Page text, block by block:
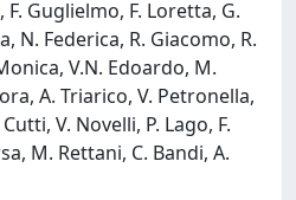
Guglielmo, F. Loretta, G.
N. Federica, R. Giacomo, R.
V.N. Edoardo, M.
A. Triarico, V. Petronella,
V. Novelli, P. Lago, F.
M. Rettani, C. Bandi, A.